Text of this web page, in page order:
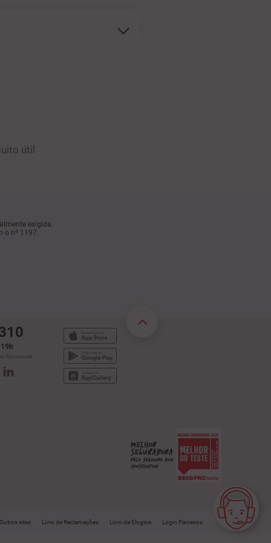
útil
exigida.
o nº 1197.
fixa nacional
Outros sites Livro de Reclamações Livro de Elogios Login Parceiros
Assistente Virtual